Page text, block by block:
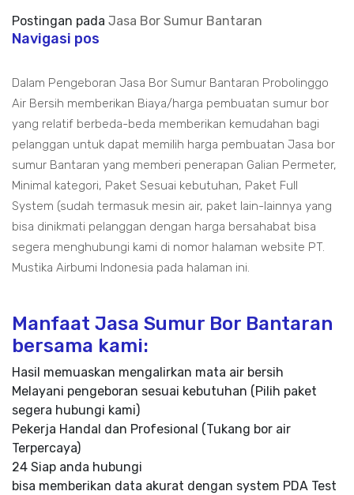
Postingan pada Jasa Bor Sumur Bantaran
Navigasi pos
Dalam Pengeboran Jasa Bor Sumur Bantaran Probolinggo
Air Bersih memberikan Biaya/harga pembuatan sumur bor
yang relatif berbeda-beda memberikan kemudahan bagi
pelanggan untuk dapat memilih harga pembuatan Jasa bor
sumur Bantaran yang memberi penerapan Galian Permeter,
Minimal kategori, Paket Sesuai kebutuhan, Paket Full
System (sudah termasuk mesin air, paket lain-lainnya yang
bisa dinikmati pelanggan dengan harga bersahabat bisa
segera menghubungi kami di nomor halaman website PT.
Mustika Airbumi Indonesia pada halaman ini.
Manfaat Jasa Sumur Bor Bantaran
bersama kami:
Hasil memuaskan mengalirkan mata air bersih
Melayani pengeboran sesuai kebutuhan (Pilih paket
segera hubungi kami)
Pekerja Handal dan Profesional (Tukang bor air
Terpercaya)
24 Siap anda hubungi
bisa memberikan data akurat dengan system PDA Test